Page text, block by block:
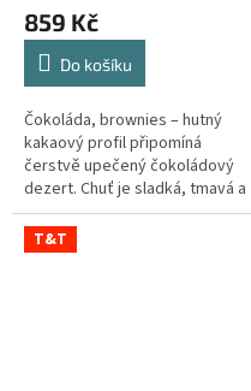
859 Kč
Do košíku
Čokoláda, brownies – hutný
kakaový profil připomíná
čerstvě upečený čokoládový
dezert. Chuť je sladká, tmavá a
zaoblená. Brownies tón přidává
pečený charakter. Střední síla...
T&T